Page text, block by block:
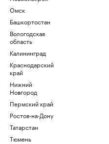
Омск
Башкортостан
Вологодская
область
Калининград
Краснодарский
край
Нижний
Новгород
Пермский край
Ростов-на-Дону
Татарстан
Тюмень